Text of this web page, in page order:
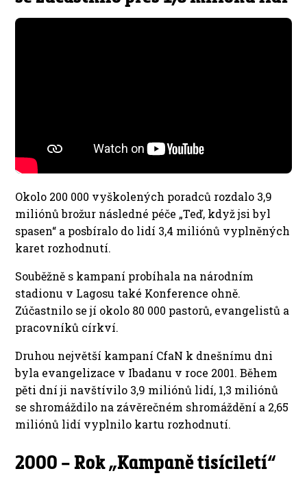
Okolo 200 000 vyškolených poradců rozdalo 3,9
miliónů brožur následné péče „Teď, když jsi byl
spasen“ a posbíralo do lidí 3,4 miliónů vyplněných
karet rozhodnutí.
Souběžně s kampaní probíhala na národním
stadionu v Lagosu také Konference ohně.
Zúčastnilo se jí okolo 80 000 pastorů, evangelistů a
pracovníků církví.
Druhou největší kampaní CfaN k dnešnímu dni
byla evangelizace v Ibadanu v roce 2001. Během
pěti dní ji navštívilo 3,9 miliónů lidí, 1,3 miliónů
se shromáždilo na závěrečném shromáždění a 2,65
miliónů lidí vyplnilo kartu rozhodnutí.
2000 – Rok „Kampaně tisíciletí“